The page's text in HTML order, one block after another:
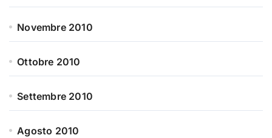
Novembre 2010
Ottobre 2010
Settembre 2010
Agosto 2010